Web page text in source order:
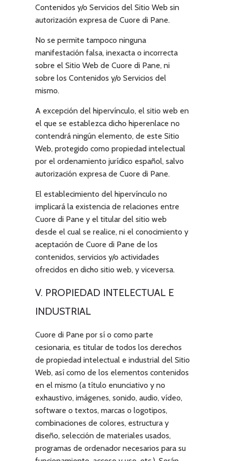
Contenidos y/o Servicios del Sitio Web sin
autorización expresa de Cuore di Pane.
No se permite tampoco ninguna
manifestación falsa, inexacta o incorrecta
sobre el Sitio Web de Cuore di Pane, ni
sobre los Contenidos y/o Servicios del
mismo.
A excepción del hipervínculo, el sitio web en
el que se establezca dicho hiperenlace no
contendrá ningún elemento, de este Sitio
Web, protegido como propiedad intelectual
por el ordenamiento jurídico español, salvo
autorización expresa de Cuore di Pane.
El establecimiento del hipervínculo no
implicará la existencia de relaciones entre
Cuore di Pane y el titular del sitio web
desde el cual se realice, ni el conocimiento y
aceptación de Cuore di Pane de los
contenidos, servicios y/o actividades
ofrecidos en dicho sitio web, y viceversa.
V. PROPIEDAD INTELECTUAL E
INDUSTRIAL
Cuore di Pane por sí o como parte
cesionaria, es titular de todos los derechos
de propiedad intelectual e industrial del Sitio
Web, así como de los elementos contenidos
en el mismo (a título enunciativo y no
exhaustivo, imágenes, sonido, audio, vídeo,
software o textos, marcas o logotipos,
combinaciones de colores, estructura y
diseño, selección de materiales usados,
programas de ordenador necesarios para su